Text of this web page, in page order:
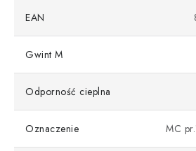
EAN
Gwint M
Odporność cieplna
Oznaczenie MC